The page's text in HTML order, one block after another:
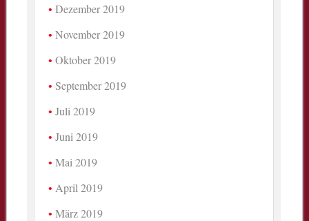
Dezember 2019
November 2019
Oktober 2019
September 2019
Juli 2019
Juni 2019
Mai 2019
April 2019
März 2019